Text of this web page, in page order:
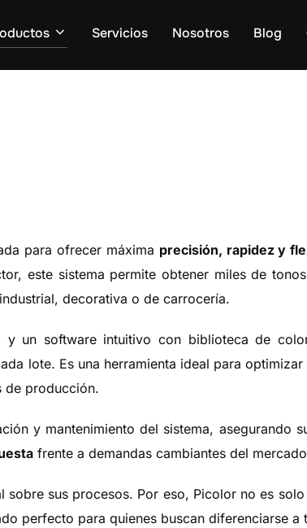
Servicios Nosotros Blog
para ofrecer máxima precisión, rapidez y
este sistema permite obtener miles de
decorativa o de carrocería.
un software intuitivo con biblioteca de
lote. Es una herramienta ideal para
de producción.
y mantenimiento del sistema, asegurando
frente a demandas cambiantes del
sus procesos. Por eso, Picolor no es
perfecto para quienes buscan diferenciarse a